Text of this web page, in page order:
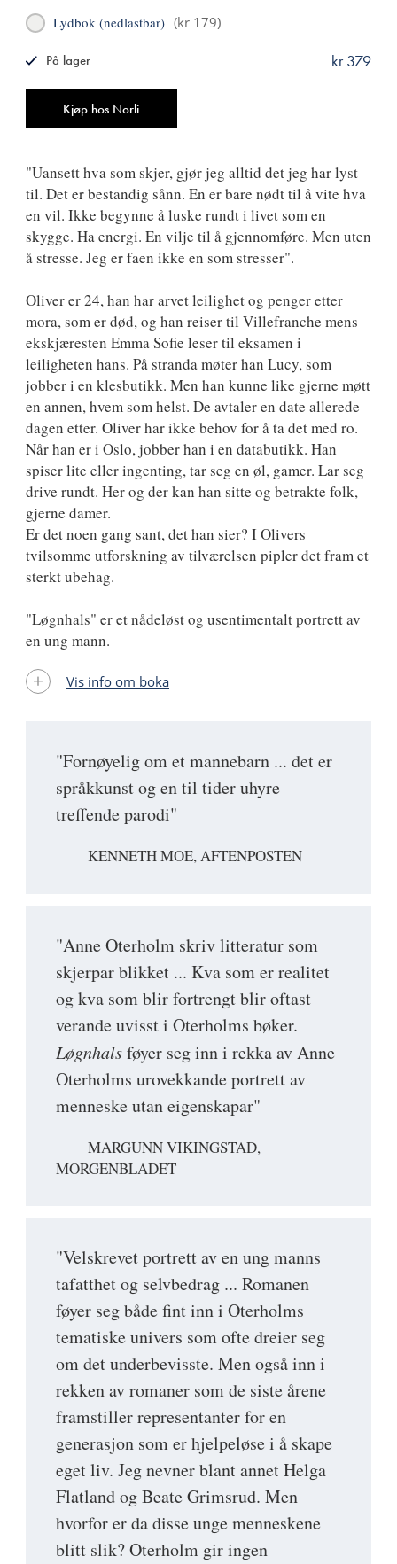
Lydbok (nedlastbar) (kr 179)
Kjøp hos Norli
kr 379
På lager
"Fornøyelig om et mannebarn ... det er
språkkunst og en til tider uhyre
treffende parodi"
KENNETH MOE, AFTENPOSTEN
"Anne Oterholm skriv litteratur som
skjerpar blikket ... Kva som er realitet
og kva som blir fortrengt blir oftast
verande uvisst i Oterholms bøker.
Løgnhalsføyer seg inn i rekka av Anne
Oterholms urovekkande portrett av
menneske utan eigenskapar"
MARGUNN VIKINGSTAD,
MORGENBLADET
"Velskrevet portrett av en ung manns
tafatthet og selvbedrag ... Romanen
føyer seg både fint inn i Oterholms
tematiske univers som ofte dreier seg
om det underbevisste. Men også inn i
rekken av romaner som de siste årene
framstiller representanter for en
generasjon som er hjelpeløse i å skape
eget liv. Jeg nevner blant annet Helga
Flatland og Beate Grimsrud. Men
hvorfor er da disse unge menneskene
blitt slik? Oterholm gir ingen
"Uansett hva som skjer, gjør jeg alltid det jeg har lyst
til. Det er bestandig sånn. En er bare nødt til å vite hva
en vil. Ikke begynne å luske rundt i livet som en
skygge. Ha energi. En vilje til å gjennomføre. Men uten
å stresse. Jeg er faen ikke en som stresser".
Oliver er 24, han har arvet leilighet og penger etter
mora, som er død, og han reiser til Villefranche mens
ekskjæresten Emma Sofie leser til eksamen i
leiligheten hans. På stranda møter han Lucy, som
jobber i en klesbutikk. Men han kunne like gjerne møtt
en annen, hvem som helst. De avtaler en date allerede
dagen etter. Oliver har ikke behov for å ta det med ro.
Når han er i Oslo, jobber han i en databutikk. Han
spiser lite eller ingenting, tar seg en øl, gamer. Lar seg
drive rundt. Her og der kan han sitte og betrakte folk,
gjerne damer.
Er det noen gang sant, det han sier? I Olivers
tvilsomme utforskning av tilværelsen pipler det fram et
sterkt ubehag.
"Løgnhals" er et nådeløst og usentimentalt portrett av
en ung mann.
Vis info om boka